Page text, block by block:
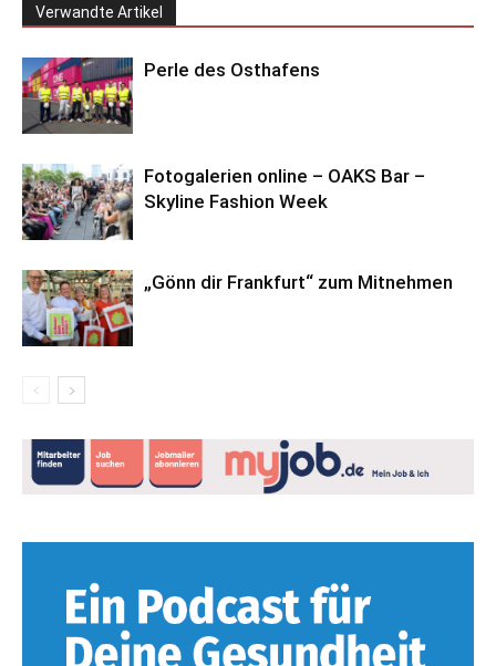
Verwandte Artikel
Perle des Osthafens
Fotogalerien online – OAKS Bar –
Skyline Fashion Week
„Gönn dir Frankfurt“ zum Mitnehmen